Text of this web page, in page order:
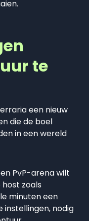
te
een nieuw
die de boel
in een wereld
PvP-arena wilt
zoals
minuten een
instellingen, nodig